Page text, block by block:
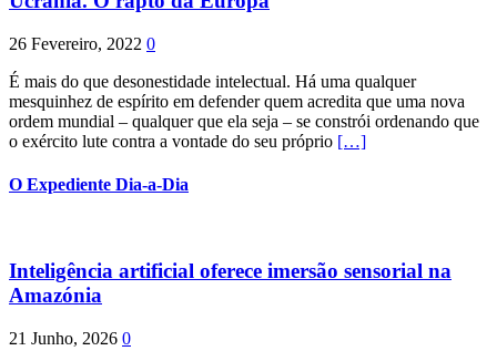
26 Fevereiro, 2022 0
É mais do que desonestidade intelectual. Há uma qualquer
mesquinhez de espírito em defender quem acredita que uma nova
ordem mundial – qualquer que ela seja – se constrói ordenando que
o exército lute contra a vontade do seu próprio […]
O Expediente Dia-a-Dia
Inteligência artificial oferece imersão sensorial na
Amazónia
21 Junho, 2026 0